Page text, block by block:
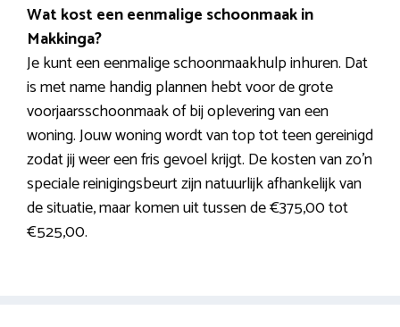
Wat kost een eenmalige schoonmaak in
Makkinga?
Je kunt een eenmalige schoonmaakhulp inhuren. Dat
is met name handig plannen hebt voor de grote
voorjaarsschoonmaak of bij oplevering van een
woning. Jouw woning wordt van top tot teen gereinigd
zodat jij weer een fris gevoel krijgt. De kosten van zo’n
speciale reinigingsbeurt zijn natuurlijk afhankelijk van
de situatie, maar komen uit tussen de €375,00 tot
€525,00.